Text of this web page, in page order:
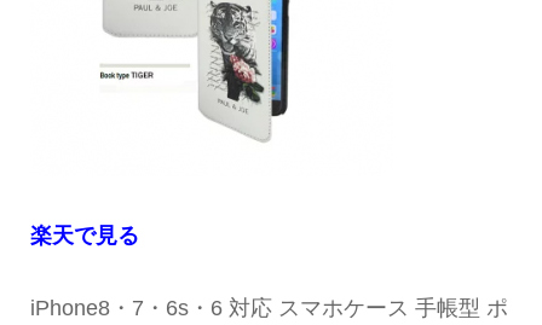
楽天で見る
iPhone8・7・6s・6 対応 スマホケース 手帳型 ポ